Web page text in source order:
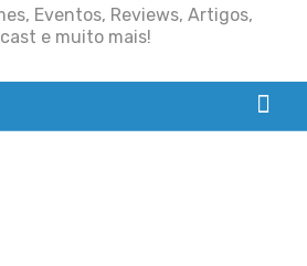
Eventos, Reviews, Artigos,
e muito mais!